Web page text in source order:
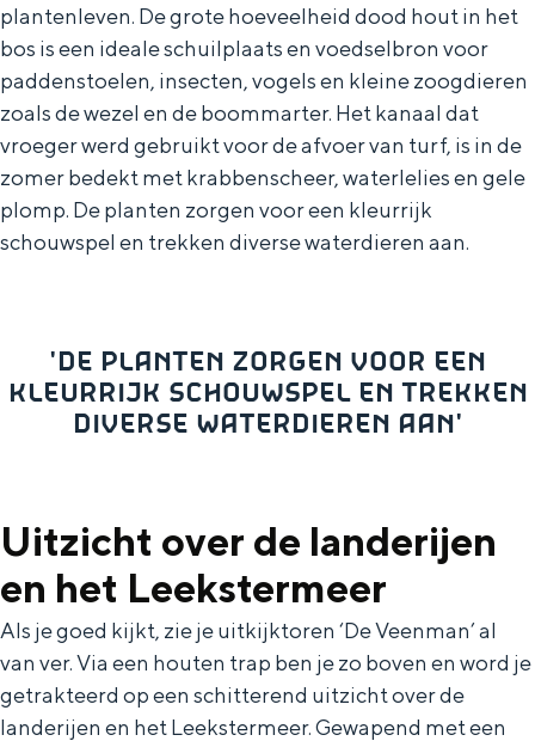
De rijkdom van Groningen is haar
van tijd sta je vanuit de stad aan de
Waddenzee, midden in het groen of bij
een schattig wierdedorp.
Lunchen in de stad
Naar het museum
l
e
c
e
r
t
a
a
Englishen G
o
t
h
e
E
n
g
Deutschde G
e
h
S
i
e
z
u
plantenleven. De grote hoeveelheid dood hout in het
bos is een ideale schuilplaats en voedselbron voor
paddenstoelen, insecten, vogels en kleine zoogdieren
zoals de wezel en de boommarter. Het kanaal dat
vroeger werd gebruikt voor de afvoer van turf, is in de
zomer bedekt met krabbenscheer, waterlelies en gele
plomp. De planten zorgen voor een kleurrijk
schouwspel en trekken diverse waterdieren aan.
'DE PLANTEN ZORGEN VOOR EEN
KLEURRIJK SCHOUWSPEL EN TREKKEN
DIVERSE WATERDIEREN AAN'
Uitzicht over de landerijen
en het Leekstermeer
Als je goed kijkt, zie je uitkijktoren ‘De Veenman’ al
van ver. Via een houten trap ben je zo boven en word je
getrakteerd op een schitterend uitzicht over de
landerijen en het Leekstermeer. Gewapend met een